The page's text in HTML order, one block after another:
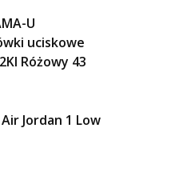
U
uciskowe
Różowy 43
Jordan 1 Low